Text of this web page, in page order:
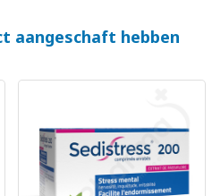
aangeschaft hebben